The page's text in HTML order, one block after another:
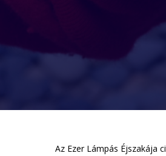
Az Ezer Lámpás Éjszakája